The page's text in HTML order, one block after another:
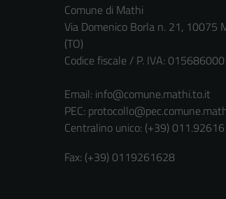
Comune di Mathi
Via Domenico Borla n. 21, 10075
(TO)
Codice fiscale / P. IVA:
Email: info@comune.mathi.to.it
PEC:
Centralino unico: (+39)
Fax: (+39) 0119261628